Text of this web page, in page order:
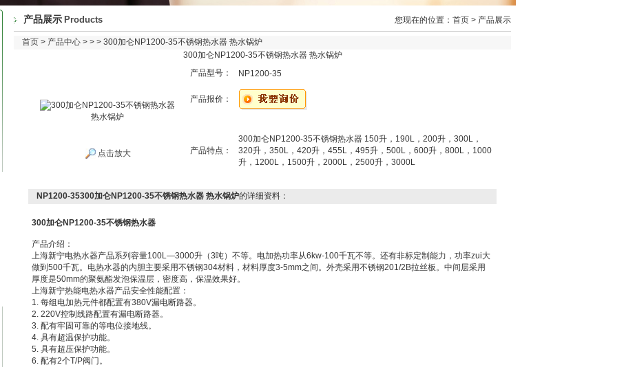
产品展示 Products 您现在的位置： 首页 > 产品展示
首页 > 产品中心 > > > 300加仑NP1200-35不锈钢热水器 热水锅炉
300加仑NP1200-35不锈钢热水器 热水锅炉
点击放大
产品型号： NP1200-35
产品报价：
产品特点：
300加仑NP1200-35不锈钢热水器 150升，190L，200升，300L，
320升，350L，420升，455L，495升，500L，600升，800L，1000
升，1200L，1500升，2000L，2500升，3000L
NP1200-35300加仑NP1200-35不锈钢热水器 热水锅炉的详细资料：
300加仑NP1200-35不锈钢热水器
产品介绍：
上海新宁电热水器产品系列容量100L—3000升（3吨）不等。电加热功率从6kw-100千瓦不等。还有非标定制能力，功率zui大
做到500千瓦。电热水器的内胆主要采用不锈钢304材料，材料厚度3-5mm之间。外壳采用不锈钢201/2B拉丝板。中间层采用
厚度是50mm的聚氨酯发泡保温层，密度高，保温效果好。
上海新宁热能电热水器产品安全性能配置：
1. 每组电加热元件都配置有380V漏电断路器。
2. 220V控制线路配置有漏电断路器。
3. 配有牢固可靠的等电位接地线。
4. 具有超温保护功能。
5. 具有超压保护功能。
6. 配有2个T/P阀门。